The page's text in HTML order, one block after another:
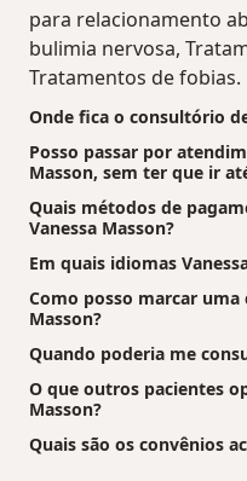
para relacionamento
bulimia nervosa,
Tratamentos de fobias.
Onde fica o consultório
Posso passar por
Masson, sem ter que ir
Quais métodos de
Vanessa Masson?
Em quais idiomas
Como posso marcar uma
Masson?
Quando poderia me
O que outros pacientes
Masson?
Quais são os convênios